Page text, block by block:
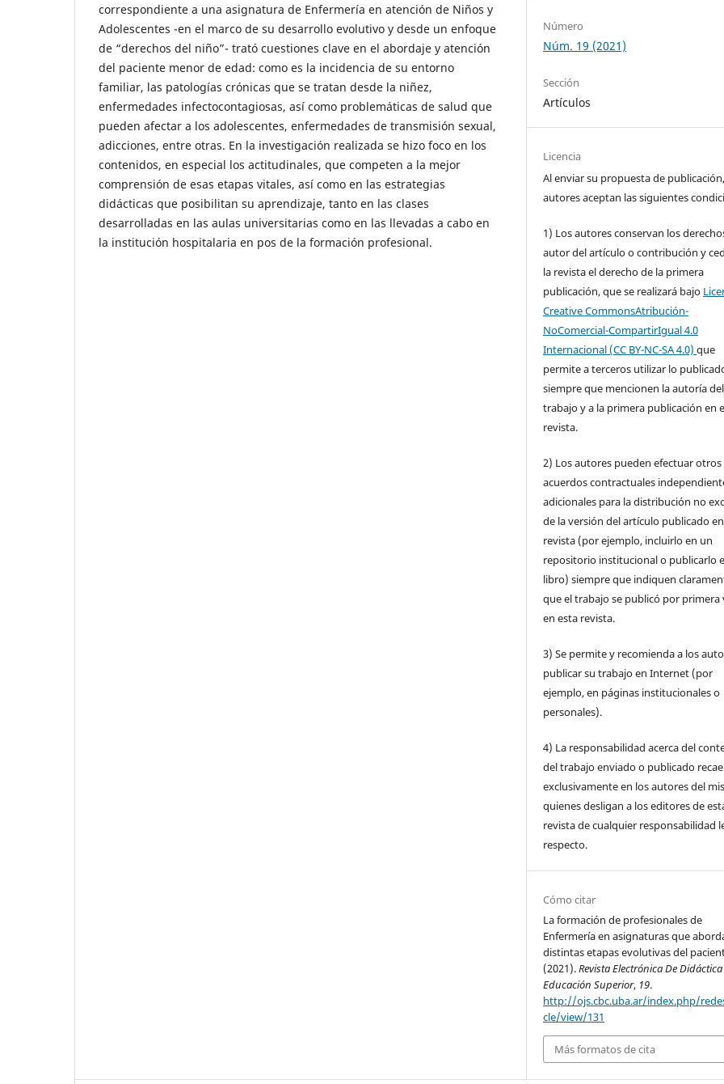
correspondiente a una asignatura de Enfermería en atención de Niños y
Adolescentes -en el marco de su desarrollo evolutivo y desde un enfoque
de “derechos del niño”- trató cuestiones clave en el abordaje y atención
del paciente menor de edad: como es la incidencia de su entorno
familiar, las patologías crónicas que se tratan desde la niñez,
enfermedades infectocontagiosas, así como problemáticas de salud que
pueden afectar a los adolescentes, enfermedades de transmisión sexual,
adicciones, entre otras. En la investigación realizada se hizo foco en los
contenidos, en especial los actitudinales, que competen a la mejor
comprensión de esas etapas vitales, así como en las estrategias
didácticas que posibilitan su aprendizaje, tanto en las clases
desarrolladas en las aulas universitarias como en las llevadas a cabo en
la institución hospitalaria en pos de la formación profesional.
Número
Núm. 19 (2021)
Sección
Artículos
Licencia
Al enviar su propuesta de
autores aceptan las siguientes
1) Los autores conservan los
autor del artículo o contribución y
la revista el derecho de la primera
publicación, que se realizará bajo
Creative CommonsAtribución-
NoComercial-CompartirIgual 4.0
Internacional (CC BY-NC-SA 4.0)que
permite a terceros utilizar lo
siempre que mencionen la autoría del
trabajo y a la primera publicación en
revista.
2) Los autores pueden efectuar otros
acuerdos contractuales
adicionales para la distribución no
de la versión del artículo publicado
revista (por ejemplo, incluirlo en un
repositorio institucional o publicarlo
libro) siempre que indiquen
que el trabajo se publicó por primera
en esta revista.
3) Se permite y recomienda a los
publicar su trabajo en Internet (por
ejemplo, en páginas institucionales o
personales).
4) La responsabilidad acerca del
del trabajo enviado o publicado recae
exclusivamente en los autores del
quienes desligan a los editores de
revista de cualquier responsabilidad
respecto.
Cómo citar
La formación de profesionales de
Enfermería en asignaturas que
distintas etapas evolutivas del
(2021).Revista Electrónica De Didáctica
Educación Superior, 19.
http://ojs.cbc.uba.ar/index.php/
cle/view/131
Más formatos de cita